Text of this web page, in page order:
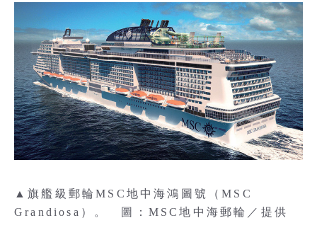
▲旗艦級郵輪MSC地中海鴻圖號（MSC
Grandiosa）。 圖：MSC地中海郵輪／提供